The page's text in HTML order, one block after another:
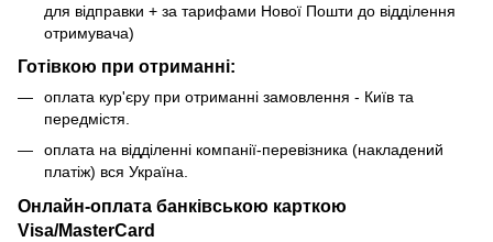
для відправки + за тарифами Нової Пошти до відділення
отримувача)
Готівкою при отриманні:
оплата кур'єру при отриманні замовлення - Київ та
передмістя.
оплата на відділенні компанії-перевізника (накладений
платіж) вся Україна.
Онлайн-оплата банківською карткою
Visa/MasterCard